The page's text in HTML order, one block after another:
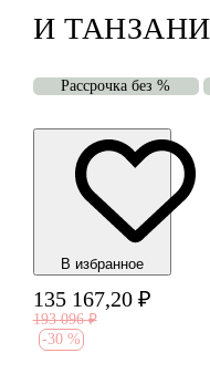
И
Рассрочка без %
В избранноe
135 167,20 ₽
193 096 ₽
-30 %